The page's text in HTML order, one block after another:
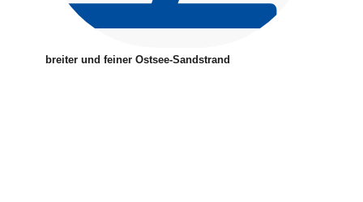
breiter und feiner Ostsee-Sandstrand